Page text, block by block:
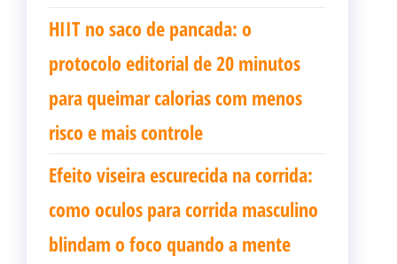
HIIT no saco de pancada: o
protocolo editorial de 20 minutos
para queimar calorias com menos
risco e mais controle
Efeito viseira escurecida na corrida:
como oculos para corrida masculino
blindam o foco quando a mente